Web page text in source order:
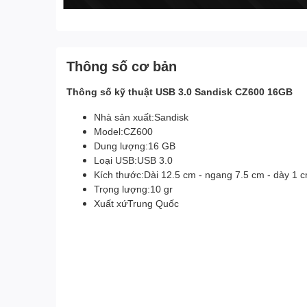
Thông số cơ bản
Thông số kỹ thuật USB 3.0 Sandisk CZ600 16GB
Nhà sản xuất:Sandisk
Model:CZ600
Dung lượng:16 GB
Loại USB:USB 3.0
Kích thước:Dài 12.5 cm - ngang 7.5 cm - dày 1
Trọng lượng:10 gr
Xuất xứTrung Quốc